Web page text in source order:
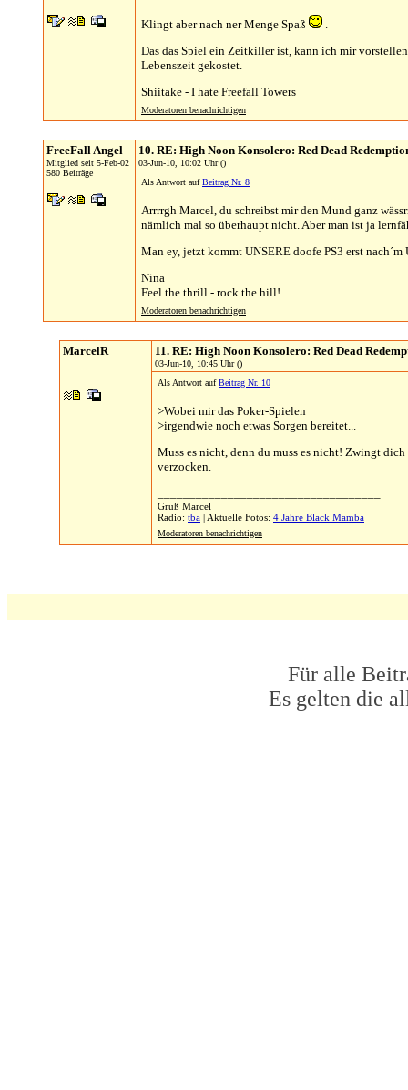
Klingt aber nach ner Menge Spaß
.
Das das Spiel ein Zeitkiller ist, kann ich mir
Lebenszeit gekostet.
Shiitake - I hate Freefall Towers
Moderatoren benachrichtigen
FreeFall Angel
Mitglied seit 5-Feb-02
580 Beiträge
10. RE: High Noon Konsolero: Red Dead
03-Jun-10, 10:02 Uhr ()
Als Antwort aufBeitrag Nr. 8
Arrrrgh Marcel, du schreibst mir den Mund ganz
nämlich mal so überhaupt nicht. Aber man ist ja
Man ey, jetzt kommt UNSERE doofe PS3 erst
Nina
Feel the thrill - rock the hill!
Moderatoren benachrichtigen
MarcelR 11. RE: High Noon Konsolero: Red Dead
03-Jun-10, 10:45 Uhr ()
Als Antwort aufBeitrag Nr. 10
>Wobei mir das Poker-Spielen
>irgendwie noch etwas Sorgen bereitet...
Muss es nicht, denn du muss es nicht! Zwingt
verzocken.
Gruß Marcel
Radio: tba | Aktuelle Fotos: 4 Jahre Black Mamba
Moderatoren benachrichtigen
Für alle
Es gelten die